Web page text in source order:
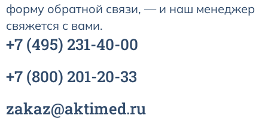
форму обратной связи, — и наш менеджер
свяжется с вами.
+7 (495) 231-40-00
+7 (800) 201-20-33
zakaz@aktimed.ru